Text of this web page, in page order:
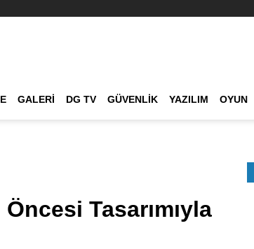
GALERI DG TV GÜVENLIK YAZILIM OYUN
Tasarımıyla